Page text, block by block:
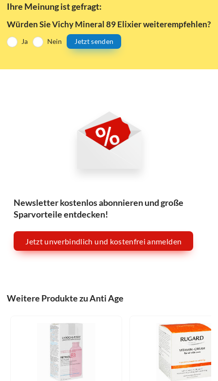
Ihre Meinung ist gefragt:
Würden Sie Vichy Mineral 89 Elixier weiterempfehlen?
Ja Nein Jetzt senden
Newsletter kostenlos abonnieren und große
Sparvorteile entdecken!
Jetzt unverbindlich und kostenfrei anmelden
Weitere Produkte zu Anti Age